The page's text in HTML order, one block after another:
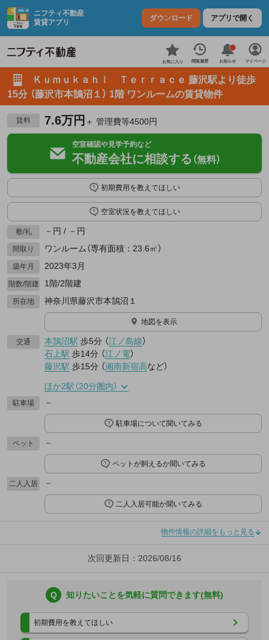
ニフティ不動産
賃貸アプリ
ダウンロード アプリで開く
お気に入り 閲覧履歴 お知らせ マイページ
Ｋｕｍｕｋａｈｉ Ｔｅｒｒａｃｅ 藤沢駅より徒歩
15分 （藤沢市本鵠沼１） 1階 ワンルームの賃貸物件
賃料 7.6万円 ＋ 管理費等4500円
空室確認や見学予約など
不動産会社に相談する （無料）
初期費用を教えてほしい
空室状況を教えてほしい
敷/礼 －円 / －円
間取り ワンルーム（専有面積：23.6㎡）
築年月 2023年3月
階数/階建 1階/2階建
所在地 神奈川県藤沢市本鵠沼１
地図を表示
交通 本鵠沼駅 歩5分 （江ノ島線）
石上駅 歩14分 （江ノ電）
藤沢駅 歩15分 （湘南新宿高など）
ほか2駅（20分圏内）
駐車場 －
駐車場について聞いてみる
ペット －
ペットが飼えるか聞いてみる
二人入居 －
二人入居可能か聞いてみる
物件情報の詳細をもっと見る
次回更新日：2026/08/16
Q 知りたいことを気軽に質問できます(無料)
初期費用を教えてほしい